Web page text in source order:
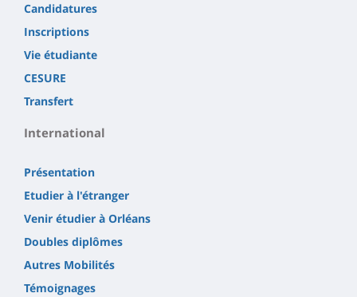
Candidatures
Inscriptions
Vie étudiante
CESURE
Transfert
International
Présentation
Etudier à l'étranger
Venir étudier à Orléans
Doubles diplômes
Autres Mobilités
Témoignages